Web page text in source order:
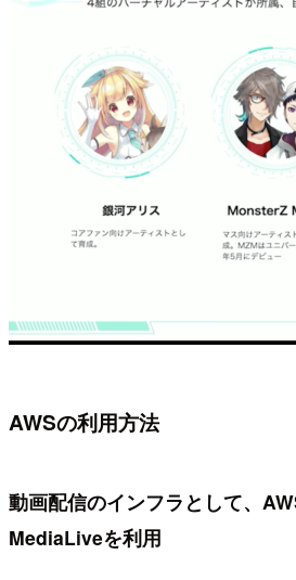
AWSの利用方法
動画配信のインフラとして、
MediaLiveを利用